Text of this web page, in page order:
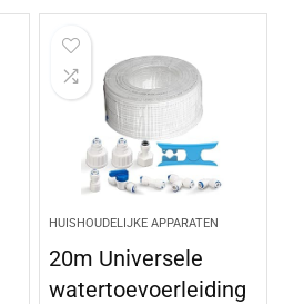
HUISHOUDELIJKE APPARATEN
20m Universele
watertoevoerleiding